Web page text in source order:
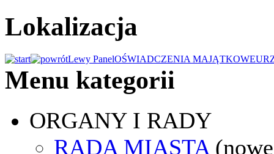
Lokalizacja
Lewy PanelOŚWIADCZENIA MAJĄTKOWE
Menu kategorii
ORGANY I RADY
RADA MIASTA